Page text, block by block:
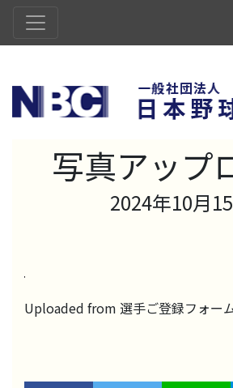
写真アップ
2024年10月
Uploaded from 選手ご登録フォー